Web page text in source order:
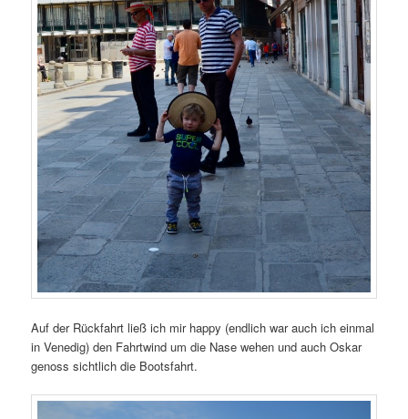
Auf der Rückfahrt ließ ich mir happy (endlich war auch ich einmal
in Venedig) den Fahrtwind um die Nase wehen und auch Oskar
genoss sichtlich die Bootsfahrt.